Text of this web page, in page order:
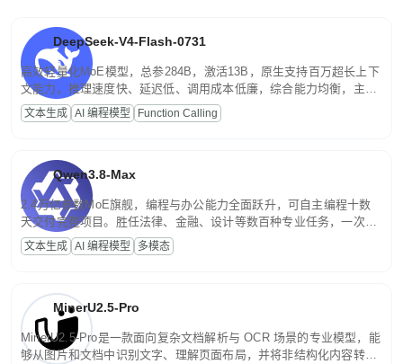
DeepSeek-V4-Flash-0731
高效轻量化MoE模型，总参284B，激活13B，原生支持百万超长上下
文能力。推理速度快、延迟低、调用成本低廉，综合能力均衡，主打
高并发、轻量化任务，适合日常对话、内容创作、基础 RAG、批量
文案处理等普惠刚需场景。
文本生成 AI 编程模型 Function Calling
Qwen3.8-Max
2.4万亿参数MoE旗舰，编程与办公能力全面跃升，可自主编程十数
天交付完整项目。胜任法律、金融、设计等数百种专业任务，一次对
话端到端交付生产级成果。原生视觉理解贯穿规划、执行与验证全流
程，支持超长文档与长视频的深度语义解析。长程任务中自主规划与
文本生成 AI 编程模型 多模态
MinerU2.5-Pro
MinerU2.5-Pro是一款面向复杂文档解析与 OCR 场景的专业模型，能
够从图片和文档中识别文字、理解页面布局，并将非结构化内容转换